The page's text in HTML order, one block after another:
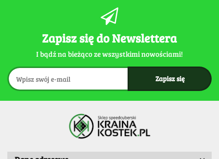
Zapisz się do Newslettera
I bądź na bieżąco ze wszystkimi nowościami!